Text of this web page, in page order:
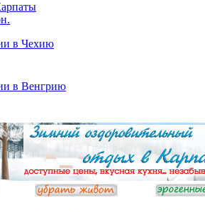
в Чехию
в Венгрию